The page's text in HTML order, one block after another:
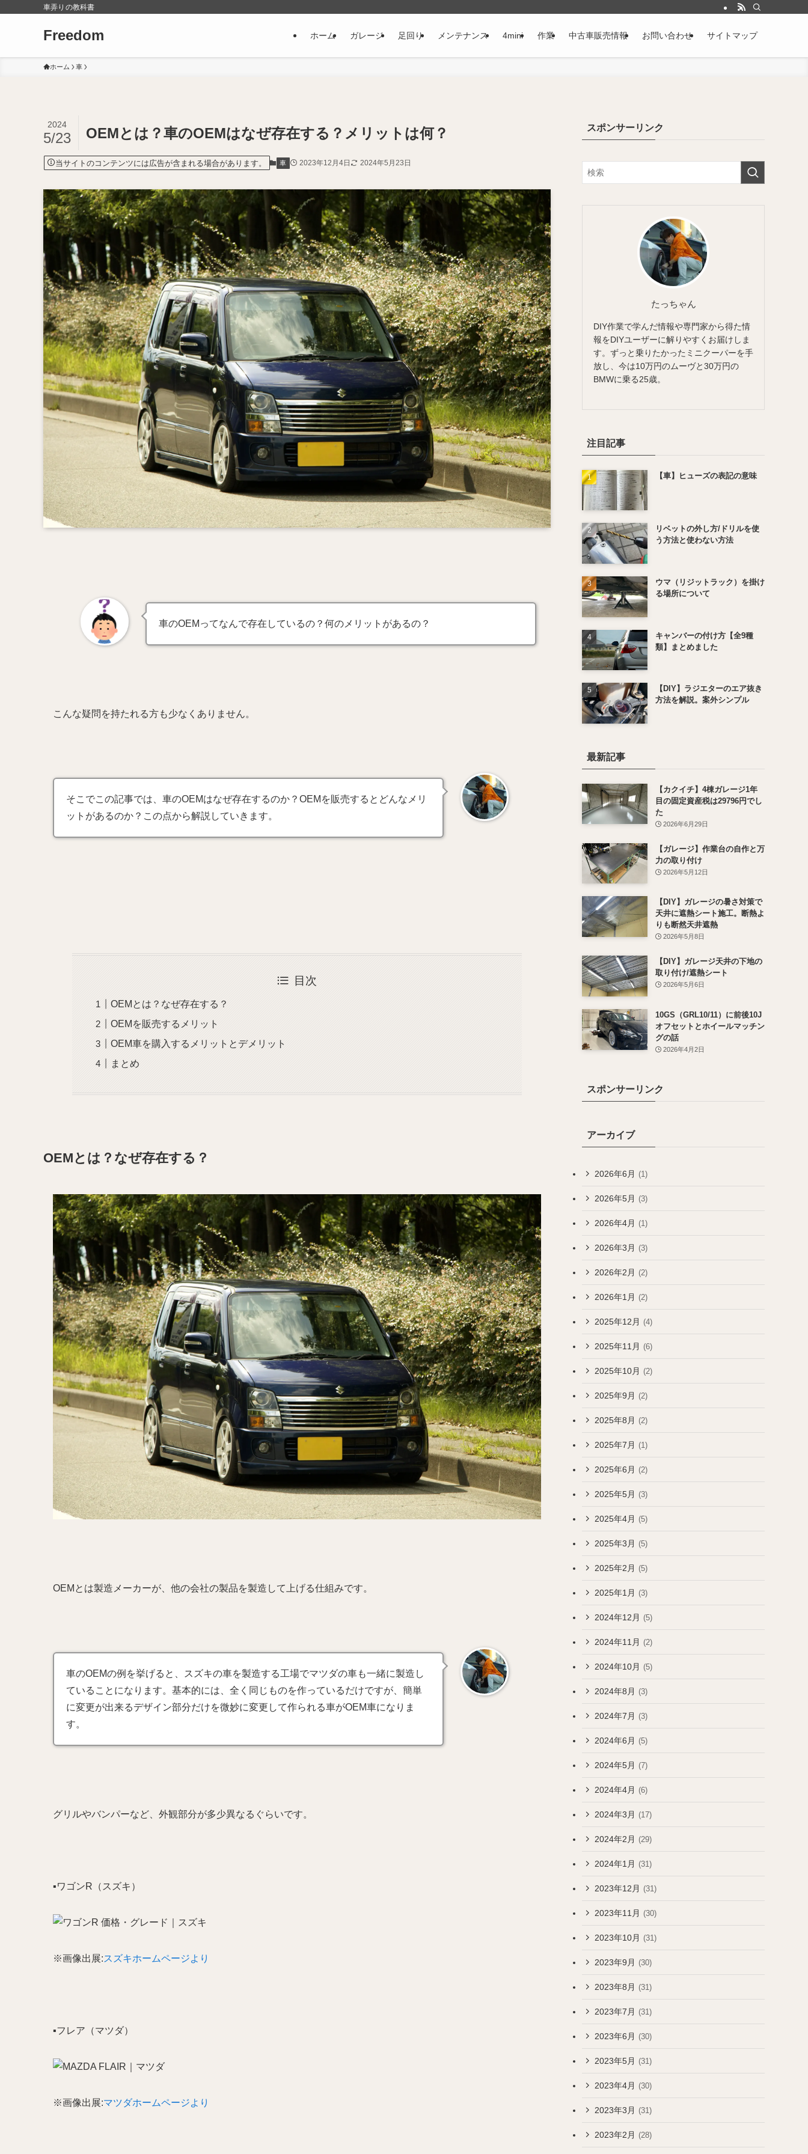
車弄りの教科書
Freedom ホーム ガレージ 足回り メンテナンス 4mini 作業 中古車販売情報 お問い合わせ サイトマップ
ホーム 車
OEMとは？車のOEMはなぜ存在する？メリットは何？
2024
5/23
当サイトのコンテンツには広告が含まれる場合があります。 車 2023年12月4日 2024年5月23日
車のOEMってなんで存在しているの？何のメリットがあるの？
こんな疑問を持たれる方も少なくありません。
そこでこの記事では、車のOEMはなぜ存在するのか？OEMを販売するとどんなメリ
ットがあるのか？この点から解説していきます。
目次
OEMとは？なぜ存在する？
OEMを販売するメリット
OEM車を購入するメリットとデメリット
まとめ
OEMとは？なぜ存在する？
OEMとは製造メーカーが、他の会社の製品を製造して上げる仕組みです。
車のOEMの例を挙げると、スズキの車を製造する工場でマツダの車も一緒に製造し
ていることになります。基本的には、全く同じものを作っているだけですが、簡単
に変更が出来るデザイン部分だけを微妙に変更して作られる車がOEM車になりま
す。
グリルやバンパーなど、外観部分が多少異なるぐらいです。
▪️ワゴンR（スズキ）
※画像出展:スズキホームページより
▪️フレア（マツダ）
※画像出展:マツダホームページより
スポンサーリンク
たっちゃん
DIY作業で学んだ情報や専門家から得た情
報をDIYユーザーに解りやすくお届けしま
す。ずっと乗りたかったミニクーパーを手
放し、今は10万円のムーヴと30万円の
BMWに乗る25歳。
注目記事
【車】ヒューズの表記の意味
リベットの外し方/ドリルを使
う方法と使わない方法
ウマ（リジットラック）を掛け
る場所について
キャンバーの付け方【全9種
類】まとめました
【DIY】ラジエターのエア抜き
方法を解説。案外シンプル
最新記事
【カクイチ】4棟ガレージ1年
目の固定資産税は29796円でし
た
2026年6月29日
【ガレージ】作業台の自作と万
力の取り付け
2026年5月12日
【DIY】ガレージの暑さ対策で
天井に遮熱シート施工。断熱よ
りも断然天井遮熱
2026年5月8日
【DIY】ガレージ天井の下地の
取り付け/遮熱シート
2026年5月6日
10GS（GRL10/11）に前後10J
オフセットとホイールマッチン
グの話
2026年4月2日
スポンサーリンク
アーカイブ
2026年6月 (1)
2026年5月 (3)
2026年4月 (1)
2026年3月 (3)
2026年2月 (2)
2026年1月 (2)
2025年12月 (4)
2025年11月 (6)
2025年10月 (2)
2025年9月 (2)
2025年8月 (2)
2025年7月 (1)
2025年6月 (2)
2025年5月 (3)
2025年4月 (5)
2025年3月 (5)
2025年2月 (5)
2025年1月 (3)
2024年12月 (5)
2024年11月 (2)
2024年10月 (5)
2024年8月 (3)
2024年7月 (3)
2024年6月 (5)
2024年5月 (7)
2024年4月 (6)
2024年3月 (17)
2024年2月 (29)
2024年1月 (31)
2023年12月 (31)
2023年11月 (30)
2023年10月 (31)
2023年9月 (30)
2023年8月 (31)
2023年7月 (31)
2023年6月 (30)
2023年5月 (31)
2023年4月 (30)
2023年3月 (31)
2023年2月 (28)